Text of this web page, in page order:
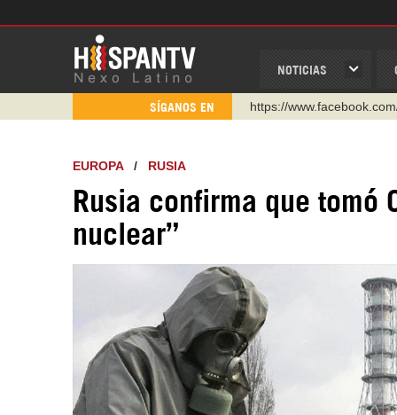
NOTICIAS
SÍGANOS EN
https://
https://t.me/hispantvcanal
https://urmedium.com/c/
Instagram como:
EUROPA/ RUSIA
Rusia confirma que tomó
nuclear”